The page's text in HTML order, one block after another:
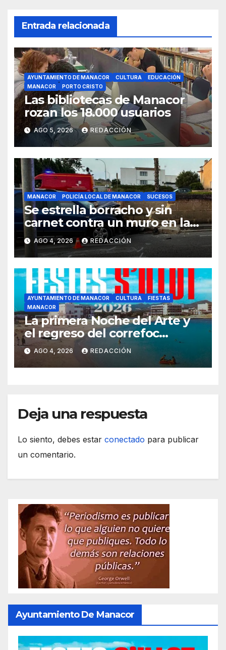
Entrada relacionada
AYUNTAMIENTO DE MANACOR CULTURA
EDUCACIÓN
MANACOR
PORTO CRISTO
Las bibliotecas de Manacor
rozan los 18.000 usuarios
AGO 5, 2026 REDACCIÓN
MANACOR POLICÍA LOCAL DE MANACOR SUCESOS
Se estrella borracho y sin
carnet contra un muro en la
ronda del Port de Manacor y
lo destroza
AGO 4, 2026 REDACCIÓN
AYUNTAMIENTO DE MANACOR CULTURA
FIESTAS
MANACOR
La primera Noche del Arte y
el regreso del correfoc
marcan las Fiestas de Verano
de S’Illot 2026
AGO 4, 2026 REDACCIÓN
Deja una respuesta
Lo siento, debes estar conectado para publicar
un comentario.
Ayuntamiento De Manacor